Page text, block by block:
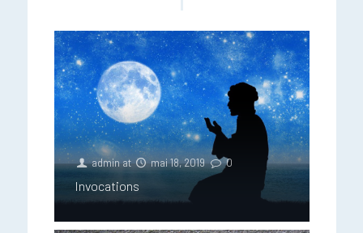
adminat mai 18, 2019 0
Invocations